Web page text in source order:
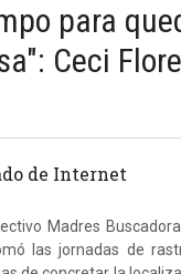
para
Ceci
de Internet
Madres
las jornadas de